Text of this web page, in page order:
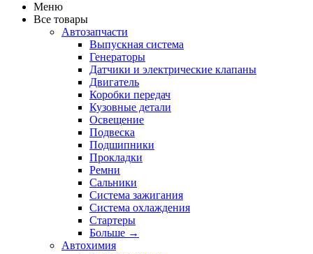
Меню
Все товары
Автозапчасти
Выпускная система
Генераторы
Датчики и электрические клапаны
Двигатель
Коробки передач
Кузовные детали
Освещение
Подвеска
Подшипники
Прокладки
Ремни
Сальники
Система зажигания
Система охлаждения
Стартеры
Больше →
Автохимия